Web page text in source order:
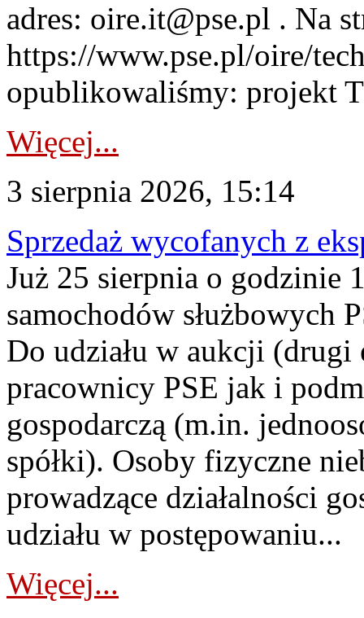
adres: oire.it@pse.pl . Na
https://www.pse.pl/oire/
opublikowaliśmy: projekt
Więcej...
3 sierpnia 2026, 15:14
Sprzedaż wycofanych z
Już 25 sierpnia o godzinie
samochodów służbowych
Do udziału w aukcji (drugi
pracownicy PSE jak i
gospodarczą (m.in.
spółki). Osoby fizyczne
prowadzące działalności
udziału w postępowaniu...
Więcej...